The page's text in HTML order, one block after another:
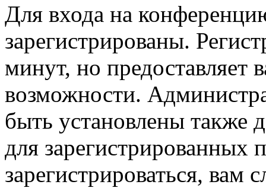
Для входа на
зарегистрированы.
минут, но предоставляет
возможности.
быть установлены также
для зарегистрированных
зарегистрироваться, вам